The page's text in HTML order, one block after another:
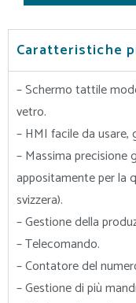
Caratteristiche
– Schermo tattile
vetro.
– HMI facile da usare,
– Massima precisione
appositamente per la
svizzera).
– Gestione della
– Telecomando.
– Contatore del
– Gestione di più